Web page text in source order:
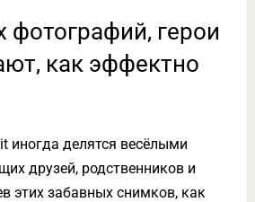
фотографий, герои
как эффектно
иногда делятся весёлыми
друзей, родственников и
этих забавных снимков, как